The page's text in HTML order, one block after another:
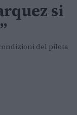
si
del pilota